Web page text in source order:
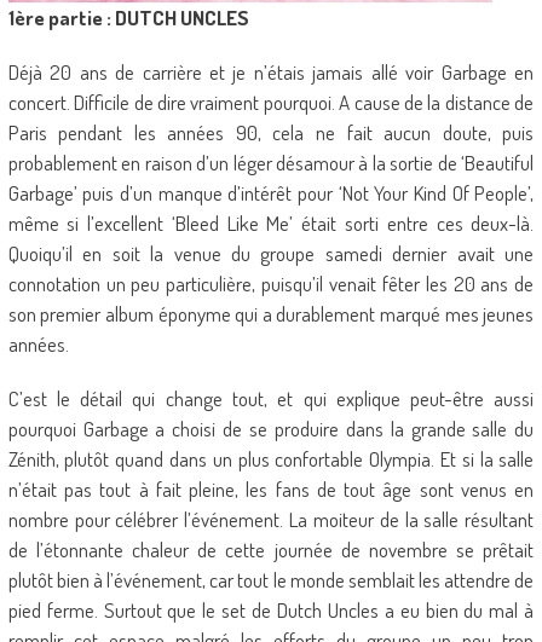
1ère partie : DUTCH UNCLES
Déjà 20 ans de carrière et je n’étais jamais allé voir Garbage en
concert. Difficile de dire vraiment pourquoi. A cause de la distance de
Paris pendant les années 90, cela ne fait aucun doute, puis
probablement en raison d’un léger désamour à la sortie de ‘Beautiful
Garbage’ puis d’un manque d’intérêt pour ‘Not Your Kind Of People’,
même si l’excellent ‘Bleed Like Me’ était sorti entre ces deux-là.
Quoiqu’il en soit la venue du groupe samedi dernier avait une
connotation un peu particulière, puisqu’il venait fêter les 20 ans de
son premier album éponyme qui a durablement marqué mes jeunes
années.
C’est le détail qui change tout, et qui explique peut-être aussi
pourquoi Garbage a choisi de se produire dans la grande salle du
Zénith, plutôt quand dans un plus confortable Olympia. Et si la salle
n’était pas tout à fait pleine, les fans de tout âge sont venus en
nombre pour célébrer l’événement. La moiteur de la salle résultant
de l’étonnante chaleur de cette journée de novembre se prêtait
plutôt bien à l’événement, car tout le monde semblait les attendre de
pied ferme. Surtout que le set de Dutch Uncles a eu bien du mal à